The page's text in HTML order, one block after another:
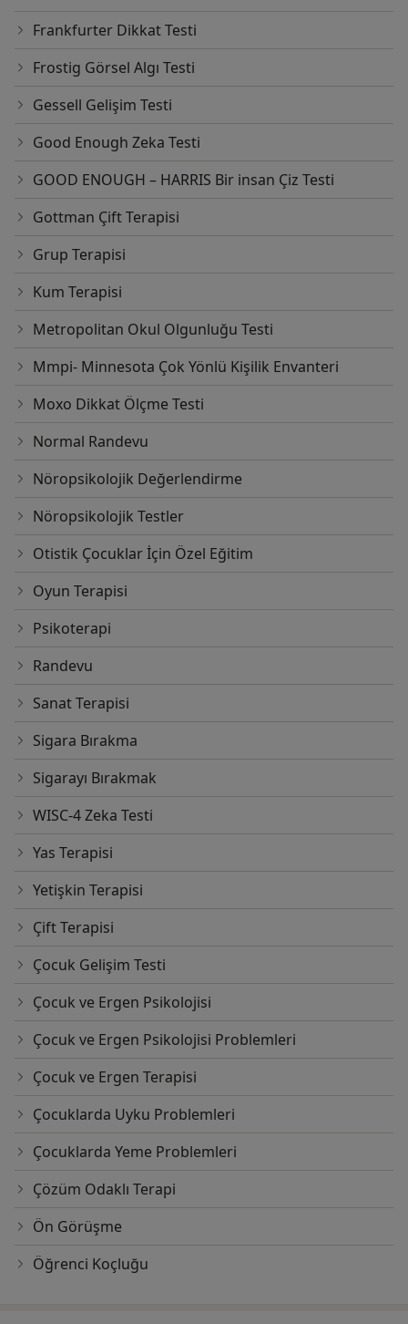
Frankfurter Dikkat Testi
Frostig Görsel Algı Testi
Gessell Gelişim Testi
Good Enough Zeka Testi
GOOD ENOUGH – HARRIS Bir insan Çiz Testi
Gottman Çift Terapisi
Grup Terapisi
Kum Terapisi
Metropolitan Okul Olgunluğu Testi
Mmpi- Minnesota Çok Yönlü Kişilik Envanteri
Moxo Dikkat Ölçme Testi
Normal Randevu
Nöropsikolojik Değerlendirme
Nöropsikolojik Testler
Otistik Çocuklar İçin Özel Eğitim
Oyun Terapisi
Psikoterapi
Randevu
Sanat Terapisi
Sigara Bırakma
Sigarayı Bırakmak
WISC-4 Zeka Testi
Yas Terapisi
Yetişkin Terapisi
Çift Terapisi
Çocuk Gelişim Testi
Çocuk ve Ergen Psikolojisi
Çocuk ve Ergen Psikolojisi Problemleri
Çocuk ve Ergen Terapisi
Çocuklarda Uyku Problemleri
Çocuklarda Yeme Problemleri
Çözüm Odaklı Terapi
Ön Görüşme
Öğrenci Koçluğu